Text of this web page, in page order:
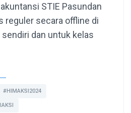
STIE Pasundan
reguler secara offline di
sendiri dan untuk kelas
#HIMAKSI2024